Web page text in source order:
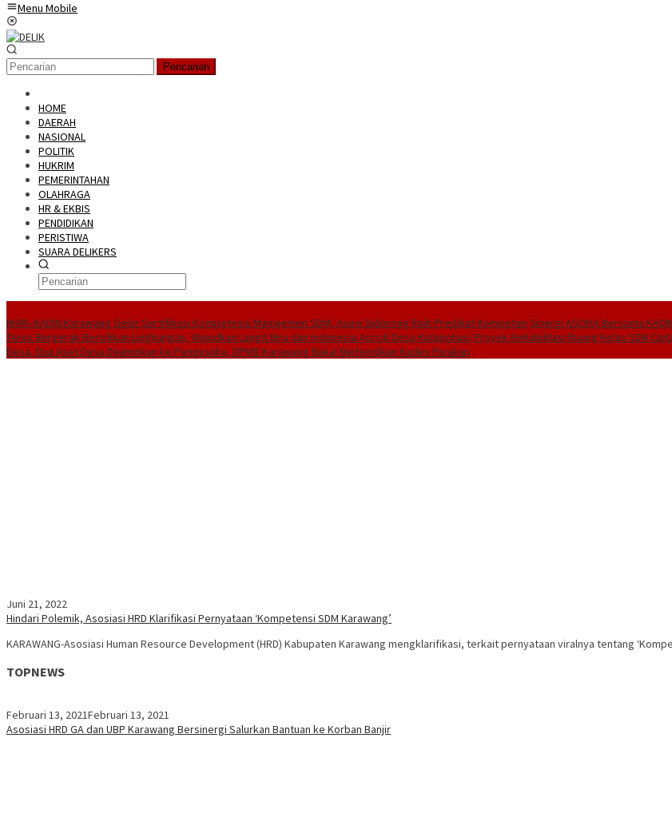
Menu Mobile
Pencarian
HOME
DAERAH
NASIONAL
POLITIK
HUKRIM
PEMERINTAHAN
OLAHRAGA
HR & EKBIS
PENDIDIKAN
PERISTIWA
SUARA DELIKERS
NHRI–KADIN Karawang Gelar Sertifikasi Kompetensi Manajemen SDM, Asesi Didorong Raih Predikat Kompeten Sinergi ASOKA Bersama
Terus Bergerak Bersihkan Lingkungan, Wujudkan Langit Biru dan Indonesia Asri di Desa Kutapohaci Proyek Rehabilitasi Ruang Kelas SDN
Desa, Dua Aset Desa Dijaminkan ke Pengusaha, DPMD Karawang Bakal Berhentikan Kades Parakan
Juni 21, 2022
Hindari Polemik, Asosiasi HRD Klarifikasi Pernyataan ‘Kompetensi SDM Karawang’
KARAWANG-Asosiasi Human Resource Development (HRD) Kabupaten Karawang mengklarifikasi, terkait pernyataan viralnya tentang
TOPNEWS
Februari 13, 2021Februari 13, 2021
Asosiasi HRD GA dan UBP Karawang Bersinergi Salurkan Bantuan ke Korban Banjir